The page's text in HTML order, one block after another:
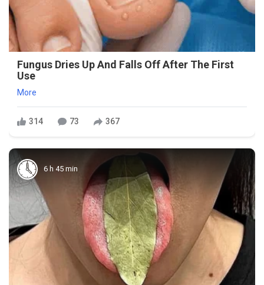
Fungus Dries Up And Falls Off After The First
Use
More
314 73 367
6 h 45 min